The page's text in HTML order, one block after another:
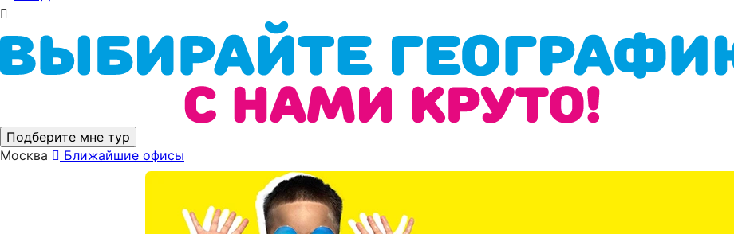
Подберите мне тур
Москва
Ближайшие офисы